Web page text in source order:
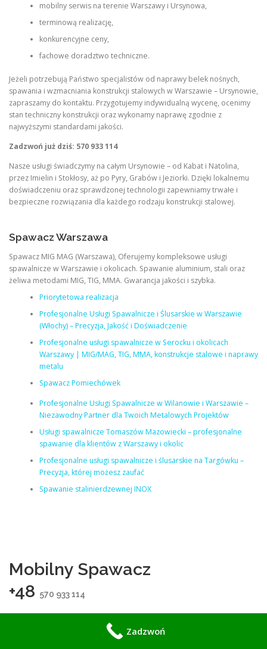
mobilny serwis na terenie Warszawy i Ursynowa,
terminową realizację,
konkurencyjne ceny,
fachowe doradztwo techniczne.
Jeżeli potrzebują Państwo specjalistów od naprawy belek nośnych,
spawania i wzmacniania konstrukcji stalowych w Warszawie – Ursynowie,
zapraszamy do kontaktu. Przygotujemy indywidualną wycenę, ocenimy
stan techniczny konstrukcji oraz wykonamy naprawę zgodnie z
najwyższymi standardami jakości.
Zadzwoń już dziś: 570 933 114
Nasze usługi świadczymy na całym Ursynowie – od Kabat i Natolina,
przez Imielin i Stokłosy, aż po Pyry, Grabów i Jeziorki. Dzięki lokalnemu
doświadczeniu oraz sprawdzonej technologii zapewniamy trwałe i
bezpieczne rozwiązania dla każdego rodzaju konstrukcji stalowej.
Spawacz Warszawa
Spawacz MIG MAG (Warszawa), Oferujemy kompleksowe usługi
spawalnicze w Warszawie i okolicach. Spawanie aluminium, stali oraz
żeliwa metodami MIG, TIG, MMA. Gwarancja jakości i szybka.
Priorytetowa realizacja
Profesjonalne Usługi Spawalnicze i Ślusarskie w Warszawie
(Włochy) – Precyzja, Jakość i Doświadczenie
Profesjonalne usługi spawalnicze w Serocku i okolicach
Warszawy | MIG/MAG, TIG, MMA, konstrukcje stalowe i naprawy
metalu
Spawacz Pomiechówek
Profesjonalne Usługi Spawalnicze w Wilanowie i Warszawie –
Niezawodny Partner dla Twoich Metalowych Projektów
Usługi spawalnicze Tomaszów Mazowiecki – profesjonalne
spawanie dla klientów z Warszawy i okolic
Profesjonalne usługi spawalnicze i ślusarskie na Targówku –
Precyzja, której możesz zaufać
Spawanie stalinierdzewnej INOX
Mobilny Spawacz
+48 570 933 114
Zadzwoń